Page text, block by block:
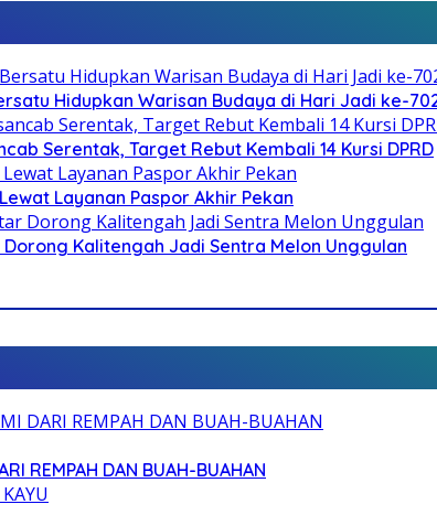
Hidupkan Warisan Budaya di Hari Jadi ke-
Serentak, Target Rebut Kembali 14 Kursi DPRD
Layanan Paspor Akhir Pekan
Kalitengah Jadi Sentra Melon Unggulan
REMPAH DAN BUAH-BUAHAN